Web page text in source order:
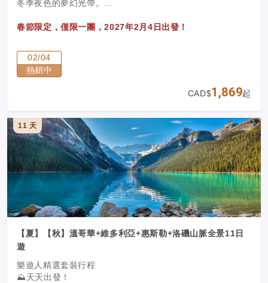
冬季夜色的夢幻光帶。
春節限定，僅限一團，2027年2月4日出發！
02/04
熱銷中
CAD$1,869起
11 天
【夏】【秋】溫哥華+維多利亞+惠斯勒+洛磯山脈全景11日
遊
樂遊人精選套裝行程
⛰️天天出發！